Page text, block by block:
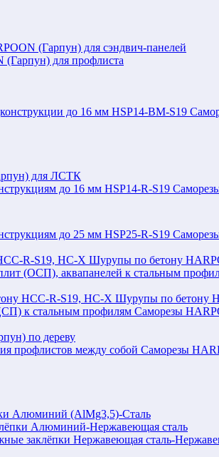
(Гарпун) для сэндвич-панелей
для профлиста
для ЛСТК
Шурупы по бетону
Шурупы по бетону
Саморезы
по дереву
Саморезы
Алюминий (AlMg3,5)-Сталь
Алюминий-Нержавеющая сталь
заклёпки Нержавеющая сталь-